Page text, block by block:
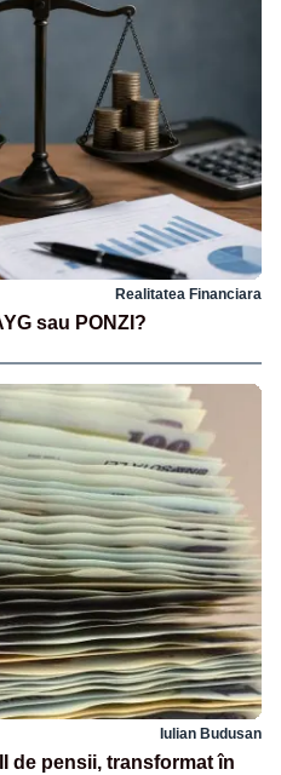
Realitatea Financiara
sau PONZI?
Iulian Budusan
de pensii, transformat în